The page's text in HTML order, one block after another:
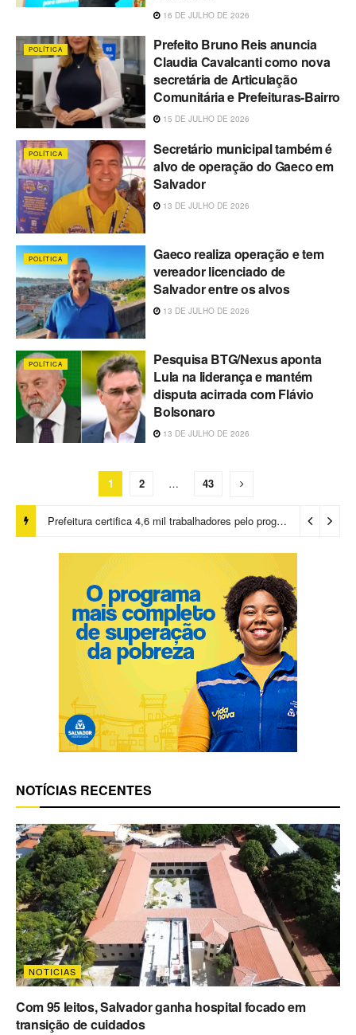
16 DE JULHO DE 2026
POLÍTICA
Prefeito Bruno Reis anuncia
Claudia Cavalcanti como nova
secretária de Articulação
Comunitária e Prefeituras-Bairro
15 DE JULHO DE 2026
POLÍTICA
Secretário municipal também é
alvo de operação do Gaeco em
Salvador
13 DE JULHO DE 2026
POLÍTICA
Gaeco realiza operação e tem
vereador licenciado de
Salvador entre os alvos
13 DE JULHO DE 2026
POLÍTICA
Pesquisa BTG/Nexus aponta
Lula na liderança e mantém
disputa acirrada com Flávio
Bolsonaro
13 DE JULHO DE 2026
1 2 … 43
Prefeitura certifica 4,6 mil trabalhadores pelo programa Treinar para Empregar e realiza Feirão de Empregabilidade
NOTÍCIAS RECENTES
NOTICIAS
Com 95 leitos, Salvador ganha hospital focado em
transição de cuidados